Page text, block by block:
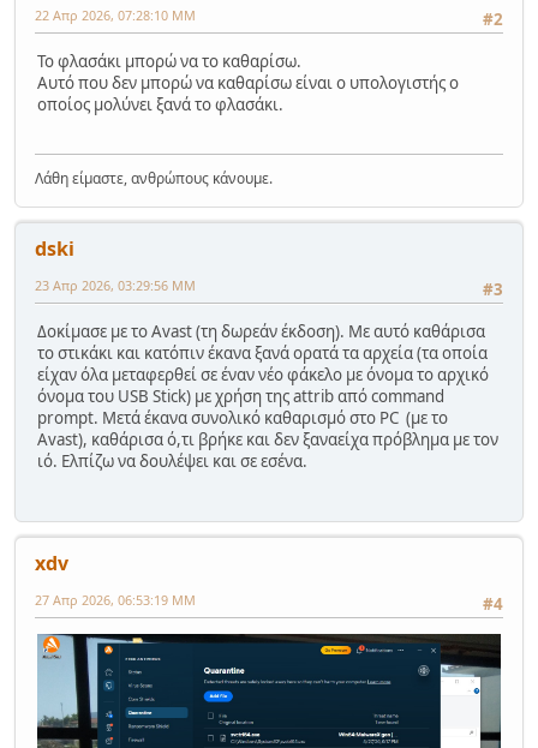
#2
22 Απρ 2026, 07:28:10 ΜΜ
Το φλασάκι μπορώ να το καθαρίσω.
Αυτό που δεν μπορώ να καθαρίσω είναι ο υπολογιστής ο
οποίος μολύνει ξανά το φλασάκι.
Λάθη είμαστε, ανθρώπους κάνουμε.
dski
#3
23 Απρ 2026, 03:29:56 ΜΜ
Δοκίμασε με το Avast (τη δωρεάν έκδοση). Με αυτό καθάρισα
το στικάκι και κατόπιν έκανα ξανά ορατά τα αρχεία (τα οποία
είχαν όλα μεταφερθεί σε έναν νέο φάκελο με όνομα το αρχικό
όνομα του USB Stick) με χρήση της attrib από command
prompt. Μετά έκανα συνολικό καθαρισμό στο PC (με το
Avast), καθάρισα ό,τι βρήκε και δεν ξαναείχα πρόβλημα με τον
ιό. Ελπίζω να δουλέψει και σε εσένα.
xdv
#4
27 Απρ 2026, 06:53:19 ΜΜ